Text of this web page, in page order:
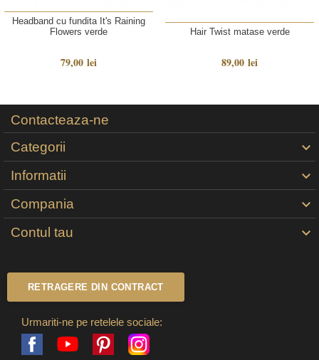
Headband cu fundita It's Raining
Flowers verde
79,00 lei
Hair Twist matase verde
89,00 lei
Contacteaza-ne
Categorii

Informatii 
Compania 
Contul tau 
RETRAGERE DIN CONTRACT
Urmariti-ne pe retelele sociale:
FacebookYouTube Pinterest